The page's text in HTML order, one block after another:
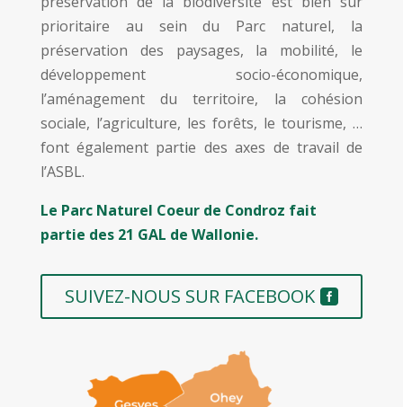
prioritaire au sein du Parc naturel, la
préservation des paysages, la mobilité, le
développement socio-économique,
l’aménagement du territoire, la cohésion
sociale, l’agriculture, les forêts, le tourisme, …
font également partie des axes de travail de
l’ASBL.
Le Parc Naturel Coeur de Condroz fait
partie des 21 GAL de Wallonie.
SUIVEZ-NOUS SUR FACEBOOK